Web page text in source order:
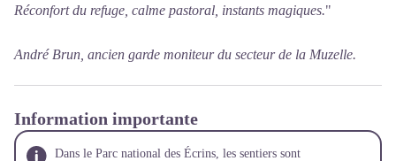
Réconfort du refuge, calme pastoral, instants magiques."
André Brun, ancien garde moniteur du secteur de la Muzelle.
Information importante
Dans le Parc national des Écrins, les sentiers sont